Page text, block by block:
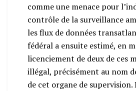
comme une menace pour
contrôle de la surveillance
les flux de données
fédéral a ensuite estimé, en
licenciement de deux de ces
illégal, précisément au nom
de cet organe de supervision.